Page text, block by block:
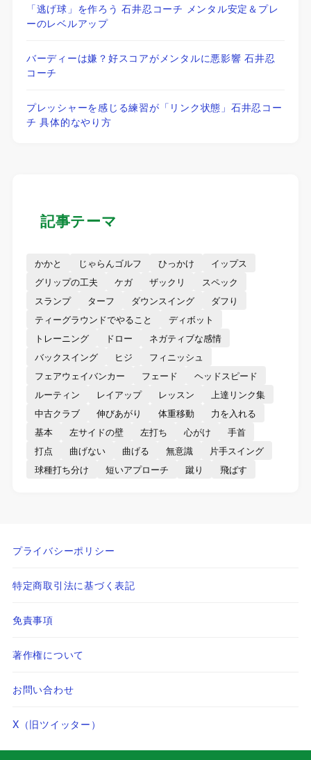
「逃げ球」を作ろう 石井忍コーチ メンタル安定＆プレ
ーのレベルアップ
バーディーは嫌？好スコアがメンタルに悪影響 石井忍
コーチ
プレッシャーを感じる練習が「リンク状態」石井忍コー
チ 具体的なやり方
記事テーマ
かかと じゃらんゴルフ ひっかけ
イップス
グリップの工夫
ケガ ザックリ
スペック
スランプ
ターフ ダウンスイング
ダフり
ティーグラウンドでやること
ディボット
トレーニング
ドロー
ネガティブな感情
バックスイング
ヒジ
フィニッシュ
フェアウェイバンカー
フェード
ヘッドスピード
ルーティン
レイアップ レッスン
上達リンク集
中古クラブ
伸びあがり 体重移動
力を入れる
基本
左サイドの壁 左打ち 心がけ
手首
打点
曲げない 曲げる 無意識
片手スイング
球種打ち分け
短いアプローチ 蹴り 飛ばす
プライバシーポリシー
特定商取引法に基づく表記
免責事項
著作権について
お問い合わせ
X（旧ツイッター）